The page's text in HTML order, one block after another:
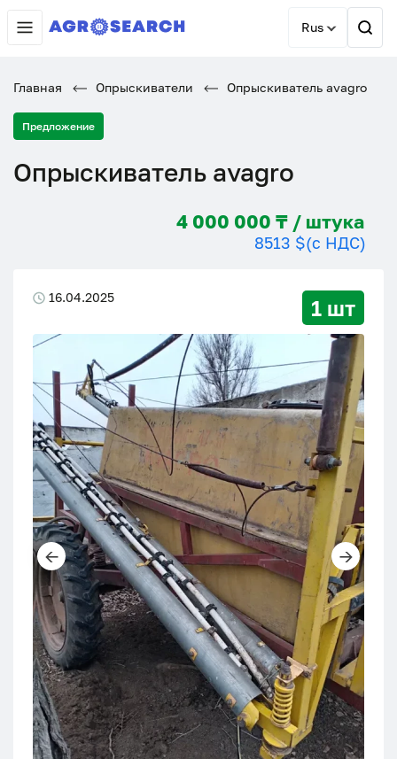
Rus
Главная Опрыскиватели Опрыскиватель avagro
Предложение
Опрыскиватель avagro
4 000 000 ₸ / штука
8513 $(с НДС)
16.04.2025 1 шт